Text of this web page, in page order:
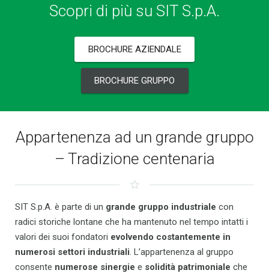
Scopri di più su SIT S.p.A.
BROCHURE AZIENDALE
BROCHURE GRUPPO
Appartenenza ad un grande gruppo
– Tradizione centenaria
SIT S.p.A. è parte di un grande gruppo industriale con
radici storiche lontane che ha mantenuto nel tempo intatti i
valori dei suoi fondatori evolvendo costantemente in
numerosi settori industriali. L’appartenenza al gruppo
consente numerose sinergie e solidità patrimoniale che